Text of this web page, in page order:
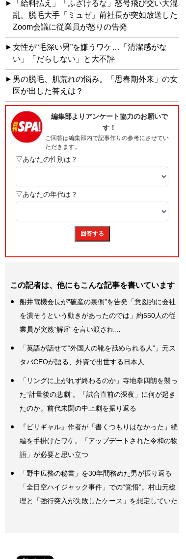
「給料払え」「ふざけるな」怒号飛び交い大混
乱。脱毛大手「ミュゼ」前社長が突如放送した
Zoom会議に従業員が怒りの告発
女性が“毛深い男”を嫌うワケ…「清潔感がな
い」「だらしない」と大不評
男の脱毛、肌荒れの悩み。「思春期外来」の女
医が出した答えは？
この記者は、他にもこんな記事を書いています
船井電機会長が“破産の裏側”を告発「意図的に会社
を潰そうという動きがあったのでは」約550人の従
業員が突然“解雇”を言い渡され…
「英語が話せて“外国人の靴を舐められる人”」元ス
タバCEOが語る、外資で出世する日本人
「リングに上がれず終わるのか」寺地拳四朗を襲っ
た“計量後の悲劇”。「試合直前の深夜」に何が起き
たのか。前代未聞の中止劇を振り返る
『ビリギャル』作者が「書くつもりはなかった」続
編を手掛けたワケ。「アップデートされた令和の物
語」が必要と思い立つ
「野中広務の秘書」を30年間務めた男が振り返る
「全日空ハイジャック事件」での“覚悟”。村山元総
理と「強行突入が失敗したケース」を想定していた